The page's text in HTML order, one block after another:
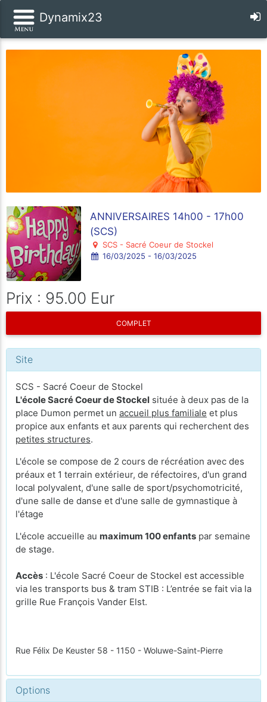
Dynamix23
ANNIVERSAIRES 14h00 - 17h00
(SCS)
SCS - Sacré Coeur de Stockel
16/03/2025 - 16/03/2025
Prix : 95.00 Eur
COMPLET
Site
SCS - Sacré Coeur de Stockel
L'école Sacré Coeur de Stockel située à deux pas de la
place Dumon permet un accueil plus familiale et plus
propice aux enfants et aux parents qui recherchent des
petites structures.
L'école se compose de 2 cours de récréation avec des
préaux et 1 terrain extérieur, de réfectoires, d'un grand
local polyvalent, d'une salle de sport/psychomotricité,
d'une salle de danse et d'une salle de gymnastique à
l'étage
L'école accueille au maximum 100 enfants par semaine
de stage.
Accès : L'école Sacré Coeur de Stockel est accessible
via les transports bus & tram STIB : L’entrée se fait via la
grille Rue François Vander Elst.
Rue Félix De Keuster 58 - 1150 - Woluwe-Saint-Pierre
Options